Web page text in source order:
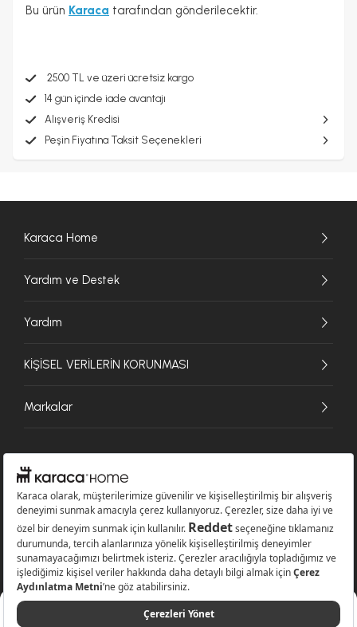
Bu ürün Karaca tarafından gönderilecektir.
2500 TL ve üzeri ücretsiz kargo
14 gün içinde iade avantajı
Alışveriş Kredisi
Peşin Fiyatına Taksit Seçenekleri
Karaca Home
Yardım ve Destek
Yardım
KİŞİSEL VERİLERİN KORUNMASI
Markalar
© 2026 Karaca Home Collection Tekstil Sanayi ve Ticaret A.Ş. - Tüm hakları
saklıdır.